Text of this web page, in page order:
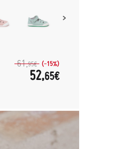
61,95€ (-15%)
52,65€